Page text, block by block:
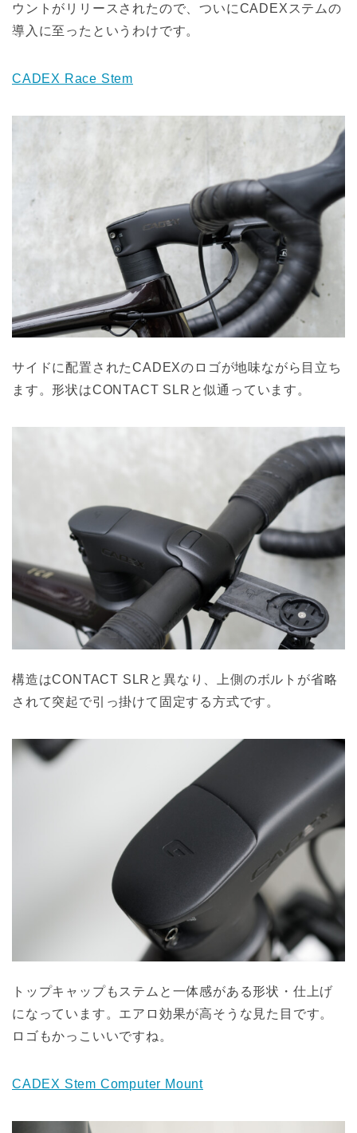
ウントがリリースされたので、ついにCADEXステムの
導入に至ったというわけです。
CADEX Race Stem
サイドに配置されたCADEXのロゴが地味ながら目立ち
ます。形状はCONTACT SLRと似通っています。
構造はCONTACT SLRと異なり、上側のボルトが省略
されて突起で引っ掛けて固定する方式です。
トップキャップもステムと一体感がある形状・仕上げ
になっています。エアロ効果が高そうな見た目です。
ロゴもかっこいいですね。
CADEX Stem Computer Mount